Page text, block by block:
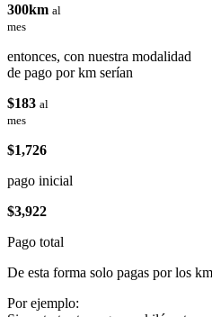
300km al
mes
entonces, con nuestra modalidad
de pago por km serían
$183 al
mes
$1,726
pago inicial
$3,922
Pago total
De esta forma solo pagas por los
Por ejemplo: